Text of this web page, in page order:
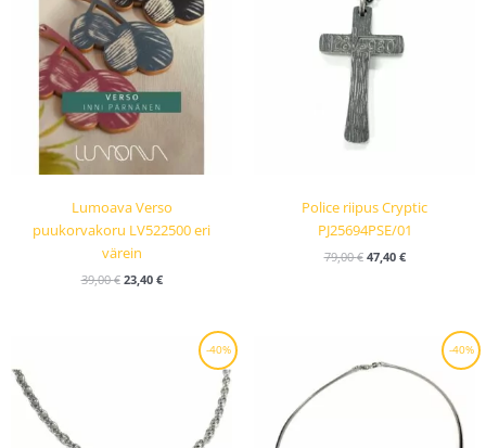
Lumoava Verso
puukorvakoru LV522500 eri
värein
39,00€ 23,40 €
Police riipus Cryptic
PJ25694PSE/01
79,00€ 47,40 €
-40%
Alkuperäinen
Nykyinen
-40%
Alkuperäinen
hinta
oli:
Nykyinen
hinta
on:
132,00 €.